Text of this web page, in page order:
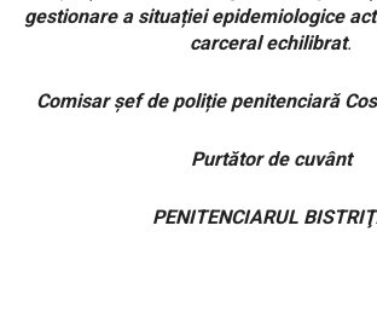
gestionare a situației epidemiologice
carceral echilibrat.
Comisar șef de poliție penitenciară
Purtător de cuvânt
PENITENCIARUL